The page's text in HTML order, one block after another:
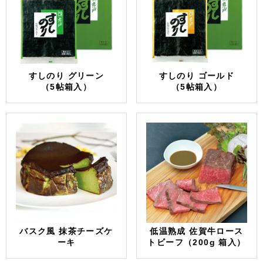
すしのり グリーン
（5帖箱入）
すしのり ゴールド
（5帖箱入）
バスク風 抹茶チーズケ
ーキ
低温熟成 佐賀牛ロース
トビーフ（200g 箱入）